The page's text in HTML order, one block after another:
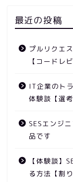
最近の投稿
プルリクエ
【コードレ
IT企業のト
体験談【選考
SESエンジ
品です
【体験談】
る方法【割